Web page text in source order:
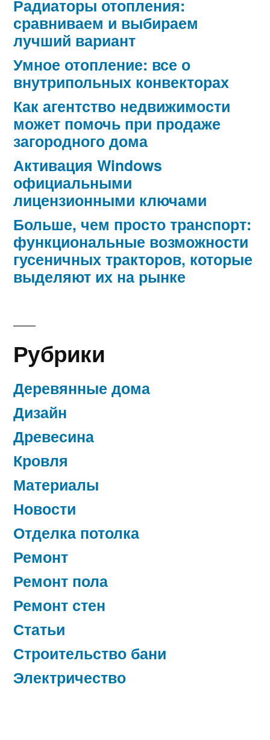
Радиаторы отопления:
сравниваем и выбираем
лучший вариант
Умное отопление: все о
внутрипольных конвекторах
Как агентство недвижимости
может помочь при продаже
загородного дома
Активация Windows
официальными
лицензионными ключами
Больше, чем просто транспорт:
функциональные возможности
гусеничных тракторов, которые
выделяют их на рынке
Рубрики
Деревянные дома
Дизайн
Древесина
Кровля
Материалы
Новости
Отделка потолка
Ремонт
Ремонт пола
Ремонт стен
Статьи
Строительство бани
Электричество